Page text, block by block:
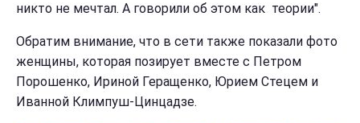
никто не мечтал. А говорили об этом как теории".
Обратим внимание, что в сети также показали фото
женщины, которая позирует вместе с Петром
Порошенко, Ириной Геращенко, Юрием Стецем и
Иванной Климпуш-Цинцадзе.